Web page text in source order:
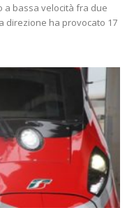
a bassa velocità fra due
direzione ha provocato 17